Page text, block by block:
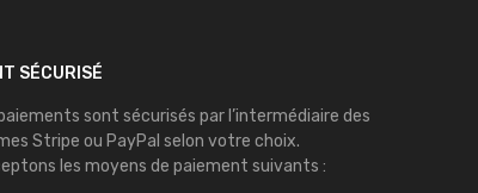
SÉCURISÉ
sont sécurisés par l’intermédiaire des
Stripe ou PayPal selon votre choix.
les moyens de paiement suivants :